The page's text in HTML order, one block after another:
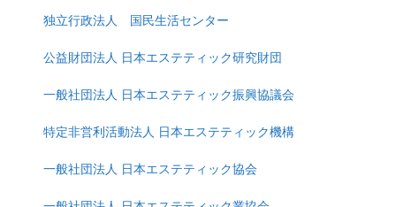
独立行政法人 国民生活センター
公益財団法人 日本エステティック研究財団
一般社団法人 日本エステティック振興協議会
特定非営利活動法人 日本エステティック機構
一般社団法人 日本エステティック協会